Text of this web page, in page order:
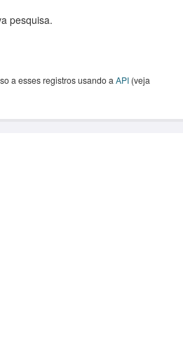
pesquisa.
a esses registros usando a API (veja